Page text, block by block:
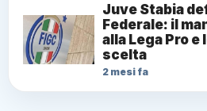
Juve Stabia
Federale: il
alla Lega Pro e
scelta
2 mesi fa